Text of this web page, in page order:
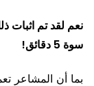
نعم لقد تم اثبات
سوة 5 دقائق!
بما أن المشاعر